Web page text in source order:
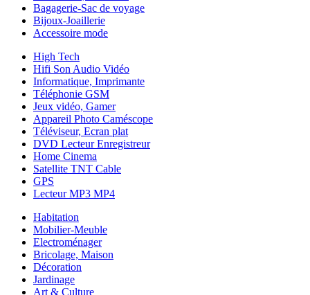
Bagagerie-Sac de voyage
Bijoux-Joaillerie
Accessoire mode
High Tech
Hifi Son Audio Vidéo
Informatique, Imprimante
Téléphonie GSM
Jeux vidéo, Gamer
Appareil Photo Caméscope
Téléviseur, Ecran plat
DVD Lecteur Enregistreur
Home Cinema
Satellite TNT Cable
GPS
Lecteur MP3 MP4
Habitation
Mobilier-Meuble
Electroménager
Bricolage, Maison
Décoration
Jardinage
Art & Culture